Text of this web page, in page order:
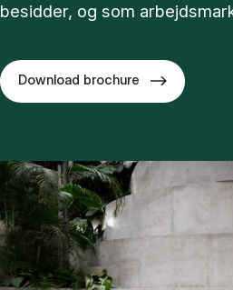
besidder, og som
Download brochure